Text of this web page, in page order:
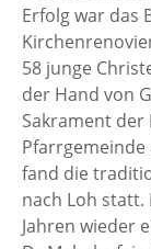
Erfolg war das
58 junge
der Hand von
Sakrament der
fand die
nach Loh statt.
Jahren wieder